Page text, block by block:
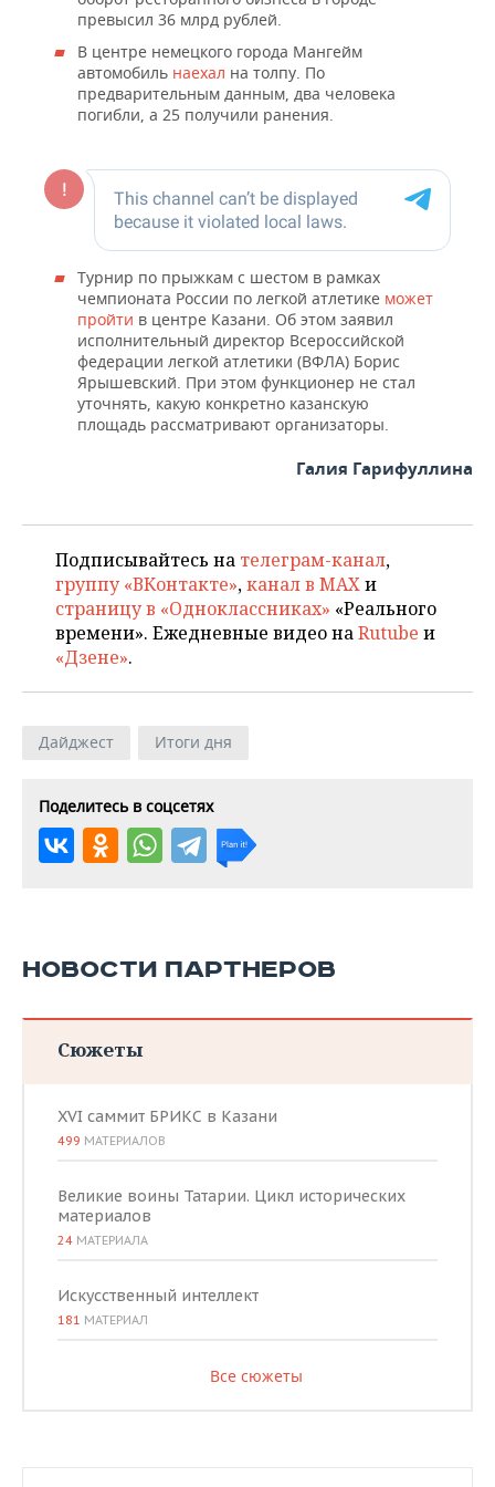
превысил 36 млрд рублей.
В центре немецкого города Мангейм
автомобиль наехал на толпу. По
предварительным данным, два человека
погибли, а 25 получили ранения.
Турнир по прыжкам с шестом в рамках
чемпионата России по легкой атлетике может
пройти в центре Казани. Об этом заявил
исполнительный директор Всероссийской
федерации легкой атлетики (ВФЛА) Борис
Ярышевский. При этом функционер не стал
уточнять, какую конкретно казанскую
площадь рассматривают организаторы.
Галия Гарифуллина
Подписывайтесь на телеграм-канал,
группу «ВКонтакте»,канал в MAXи
страницу в «Одноклассниках» «Реального
времени». Ежедневные видео наRutube и
«Дзене».
Дайджест Итоги дня
Поделитесь в соцсетях
НОВОСТИ ПАРТНЕРОВ
Сюжеты
XVI саммит БРИКС в Казани
499 МАТЕРИАЛОВ
Великие воины Татарии. Цикл исторических
материалов
24 МАТЕРИАЛА
Искусственный интеллект
181 МАТЕРИАЛ
Все сюжеты